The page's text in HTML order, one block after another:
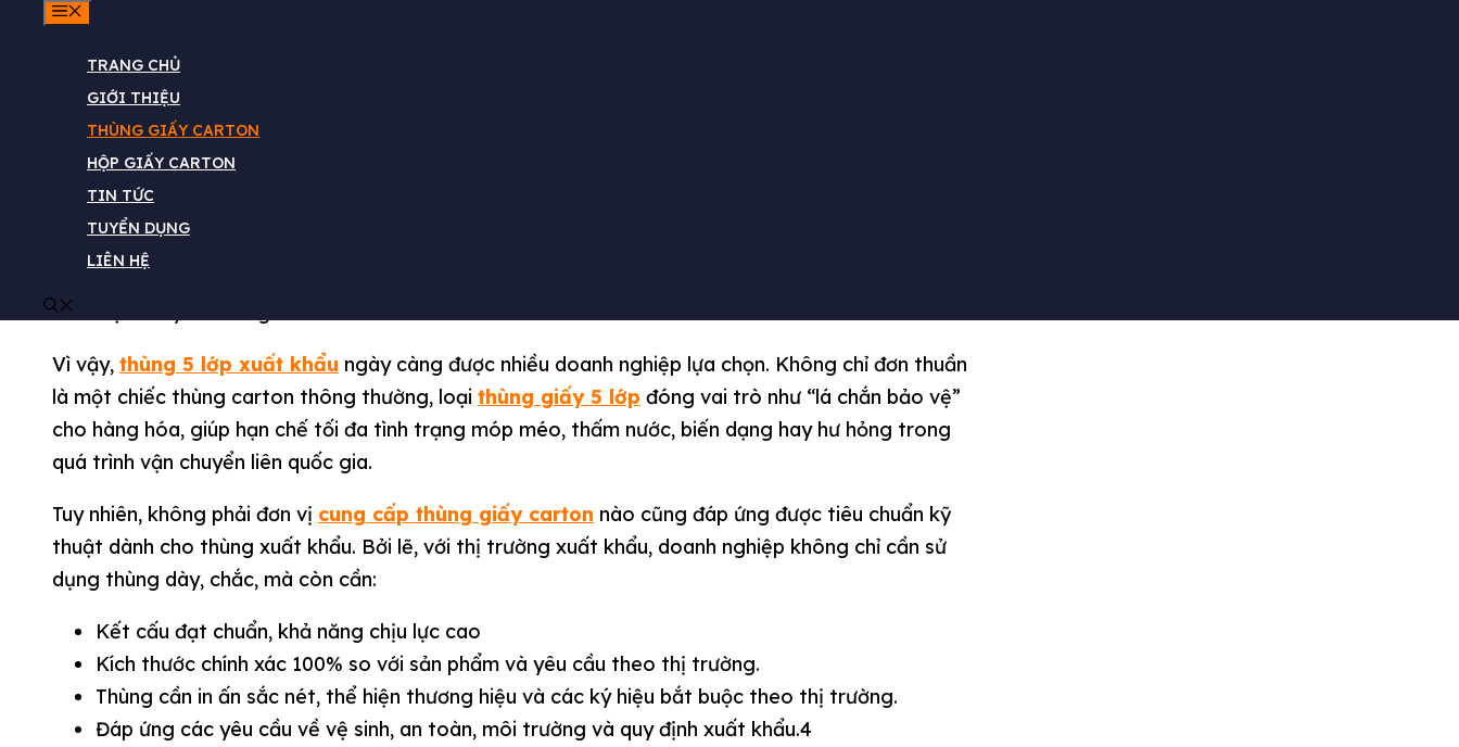
TRANG CHỦ
GIỚI THIỆU
THÙNG GIẤY CARTON
HỘP GIẤY CARTON
TIN TỨC
TUYỂN DỤNG
LIÊN HỆ
Trong bối cảnh hội nhập kinh tế sâu rộng như hiện nay, xuất khẩu đang trở thành chiến lược trọng
tâm của rất nhiều doanh nghiệp Việt Nam. Từ ngành thực phẩm, nông sản, linh kiện điện tử đến
hàng tiêu dùng, mỹ phẩm và sản phẩm công nghiệp,…tất cả đều có chung một yêu cầu then chốt:
trình vận chuyển đường dài.
Vì vậy, thùng 5 lớp xuất khẩu ngày càng được nhiều doanh nghiệp lựa chọn. Không chỉ đơn thuần
là một chiếc thùng carton thông thường, loại thùng giấy 5 lớp đóng vai trò như “lá chắn bảo vệ”
cho hàng hóa, giúp hạn chế tối đa tình trạng móp méo, thấm nước, biến dạng hay hư hỏng trong
quá trình vận chuyển liên quốc gia.
Tuy nhiên, không phải đơn vị cung cấp thùng giấy carton nào cũng đáp ứng được tiêu chuẩn kỹ
thuật dành cho thùng xuất khẩu. Bởi lẽ, với thị trường xuất khẩu, doanh nghiệp không chỉ cần sử
dụng thùng dày, chắc, mà còn cần:
Kết cấu đạt chuẩn, khả năng chịu lực cao
Kích thước chính xác 100% so với sản phẩm và yêu cầu theo thị trường.
Thùng cần in ấn sắc nét, thể hiện thương hiệu và các ký hiệu bắt buộc theo thị trường.
Đáp ứng các yêu cầu về vệ sinh, an toàn, môi trường và quy định xuất khẩu.4